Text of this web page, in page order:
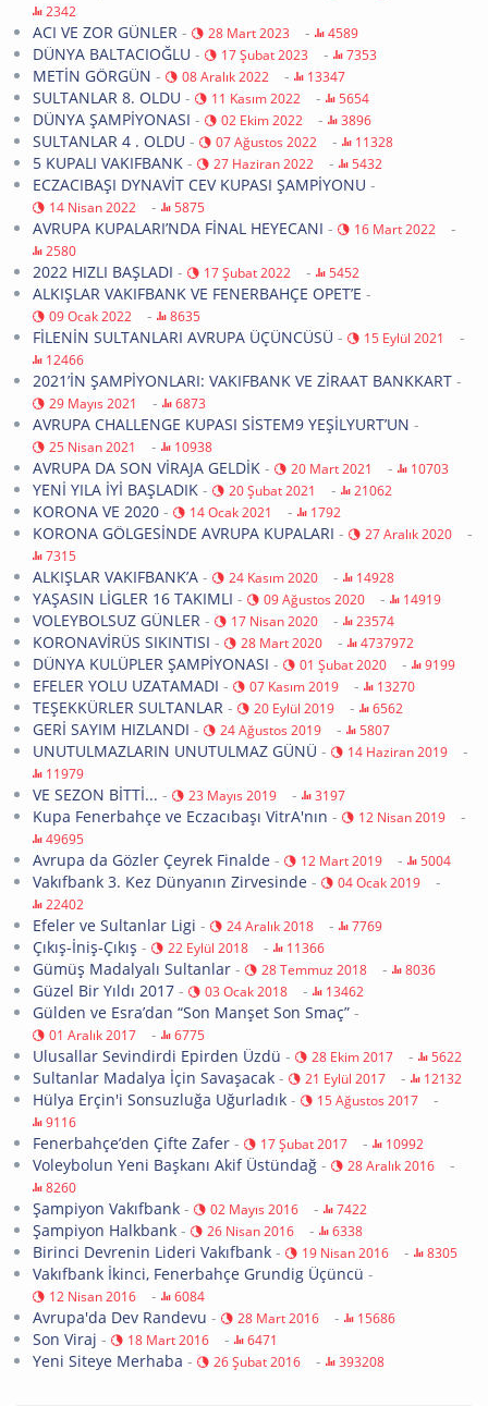
2342
ACI VE ZOR GÜNLER - 28 Mart 2023 - 4589
DÜNYA BALTACIOĞLU - 17 Şubat 2023 - 7353
METİN GÖRGÜN - 08 Aralık 2022 - 13347
SULTANLAR 8. OLDU - 11 Kasım 2022 - 5654
DÜNYA ŞAMPİYONASI - 02 Ekim 2022 - 3896
SULTANLAR 4 . OLDU - 07 Ağustos 2022 - 11328
5 KUPALI VAKIFBANK - 27 Haziran 2022 - 5432
ECZACIBAŞI DYNAVİT CEV KUPASI ŞAMPİYONU -
14 Nisan 2022 - 5875
AVRUPA KUPALARI’NDA FİNAL HEYECANI - 16 Mart 2022 -
2580
2022 HIZLI BAŞLADI - 17 Şubat 2022 - 5452
ALKIŞLAR VAKIFBANK VE FENERBAHÇE OPET’E -
09 Ocak 2022 - 8635
FİLENİN SULTANLARI AVRUPA ÜÇÜNCÜSÜ - 15 Eylül 2021 -
12466
2021’İN ŞAMPİYONLARI: VAKIFBANK VE ZİRAAT BANKKART -
29 Mayıs 2021 - 6873
AVRUPA CHALLENGE KUPASI SİSTEM9 YEŞİLYURT’UN -
25 Nisan 2021 - 10938
AVRUPA DA SON VİRAJA GELDİK - 20 Mart 2021 - 10703
YENİ YILA İYİ BAŞLADIK - 20 Şubat 2021 - 21062
KORONA VE 2020 - 14 Ocak 2021 - 1792
KORONA GÖLGESİNDE AVRUPA KUPALARI - 27 Aralık 2020 -
7315
ALKIŞLAR VAKIFBANK’A - 24 Kasım 2020 - 14928
YAŞASIN LİGLER 16 TAKIMLI - 09 Ağustos 2020 - 14919
VOLEYBOLSUZ GÜNLER - 17 Nisan 2020 - 23574
KORONAVİRÜS SIKINTISI - 28 Mart 2020 - 4737972
DÜNYA KULÜPLER ŞAMPİYONASI - 01 Şubat 2020 - 9199
EFELER YOLU UZATAMADI - 07 Kasım 2019 - 13270
TEŞEKKÜRLER SULTANLAR - 20 Eylül 2019 - 6562
GERİ SAYIM HIZLANDI - 24 Ağustos 2019 - 5807
UNUTULMAZLARIN UNUTULMAZ GÜNÜ - 14 Haziran 2019 -
11979
VE SEZON BİTTİ... - 23 Mayıs 2019 - 3197
Kupa Fenerbahçe ve Eczacıbaşı VitrA'nın - 12 Nisan 2019 -
49695
Avrupa da Gözler Çeyrek Finalde - 12 Mart 2019 - 5004
Vakıfbank 3. Kez Dünyanın Zirvesinde - 04 Ocak 2019 -
22402
Efeler ve Sultanlar Ligi - 24 Aralık 2018 - 7769
Çıkış-İniş-Çıkış - 22 Eylül 2018 - 11366
Gümüş Madalyalı Sultanlar - 28 Temmuz 2018 - 8036
Güzel Bir Yıldı 2017 - 03 Ocak 2018 - 13462
Gülden ve Esra’dan “Son Manşet Son Smaç” -
01 Aralık 2017 - 6775
Ulusallar Sevindirdi Epirden Üzdü - 28 Ekim 2017 - 5622
Sultanlar Madalya İçin Savaşacak - 21 Eylül 2017 - 12132
Hülya Erçin'i Sonsuzluğa Uğurladık - 15 Ağustos 2017 -
9116
Fenerbahçe’den Çifte Zafer - 17 Şubat 2017 - 10992
Voleybolun Yeni Başkanı Akif Üstündağ - 28 Aralık 2016 -
8260
Şampiyon Vakıfbank - 02 Mayıs 2016 - 7422
Şampiyon Halkbank - 26 Nisan 2016 - 6338
Birinci Devrenin Lideri Vakıfbank - 19 Nisan 2016 - 8305
Vakıfbank İkinci, Fenerbahçe Grundig Üçüncü -
12 Nisan 2016 - 6084
Avrupa'da Dev Randevu - 28 Mart 2016 - 15686
Son Viraj - 18 Mart 2016 - 6471
Yeni Siteye Merhaba - 26 Şubat 2016 - 393208